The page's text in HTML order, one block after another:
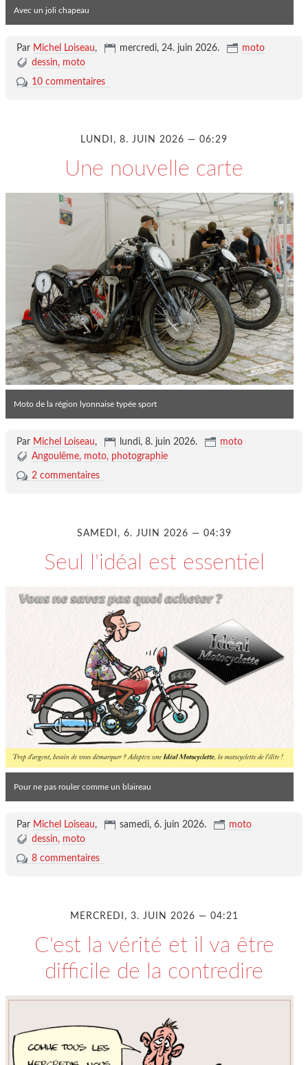
Avec un joli chapeau
Par Michel Loiseau, mercredi, 24. juin 2026.
moto
dessin
moto
10 commentaires
LUNDI, 8. JUIN 2026 — 06:29
Une nouvelle carte
Moto de la région lyonnaise typée sport
Par Michel Loiseau, lundi, 8. juin 2026.
moto
Angoulême moto photographie
2 commentaires
SAMEDI, 6. JUIN 2026 — 04:39
Seul l'idéal est essentiel
Pour ne pas rouler comme un blaireau
Par Michel Loiseau, samedi, 6. juin 2026.
moto
dessin
moto
8 commentaires
MERCREDI, 3. JUIN 2026 — 04:21
C'est la vérité et il va être
difficile de la contredire